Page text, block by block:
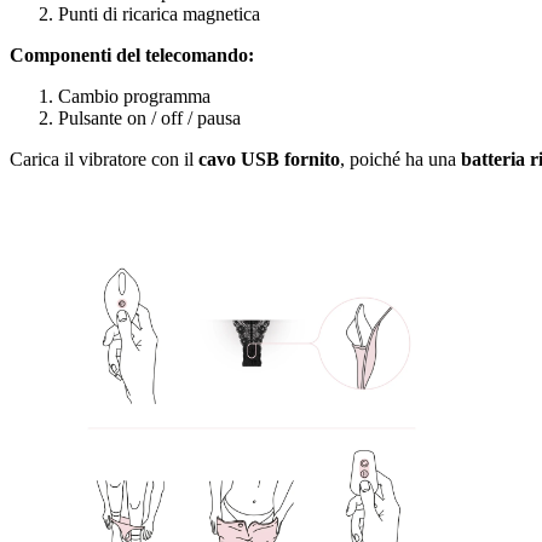
Punti di ricarica magnetica
Componenti del telecomando:
Cambio programma
Pulsante on / off / pausa
Carica il vibratore con il cavo USB fornito, poiché ha una batteria